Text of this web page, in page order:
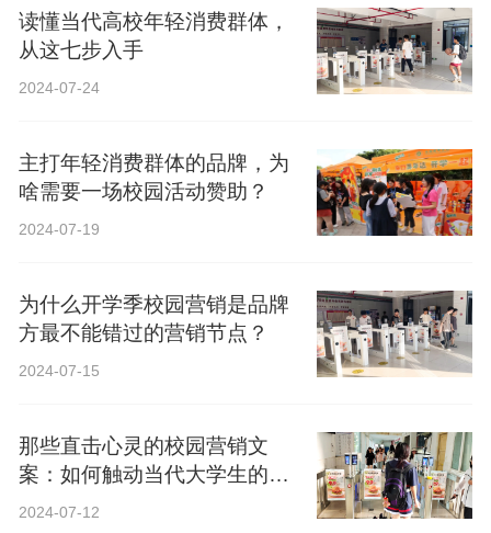
读懂当代高校年轻消费群体，
从这七步入手
2024-07-24
主打年轻消费群体的品牌，为
啥需要一场校园活动赞助？
2024-07-19
为什么开学季校园营销是品牌
方最不能错过的营销节点？
2024-07-15
那些直击心灵的校园营销文
案：如何触动当代大学生的心
弦？
2024-07-12